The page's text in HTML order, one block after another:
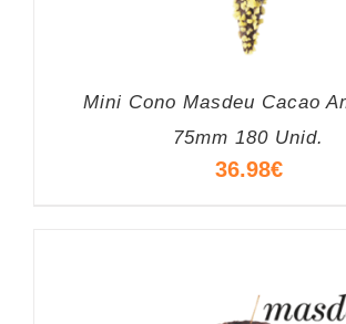
Mini Cono Masdeu Cacao
75mm 180 Unid.
36.98€